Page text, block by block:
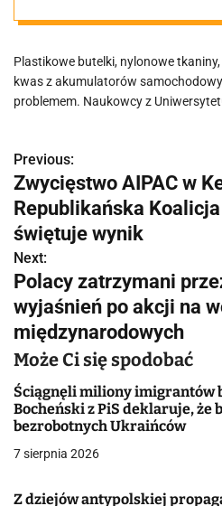
mówią o
Plastikowe butelki, nylonowe
kwas z akumulatorów
problemem. Naukowcy z
N
a
w
i
g
a
c
j
a
Previous:
Zwycięstwo AIPAC w
Republikańska
świętuje wynik
Next:
Polacy zatrzymani
wyjaśnień po akcji na
międzynarodowych
Może Ci się spodobać
Ściągnęli miliony imigrantów
Bocheński z PiS deklaruje, że
bezrobotnych Ukraińców
7 sierpnia 2026
Z dziejów antypolskiej